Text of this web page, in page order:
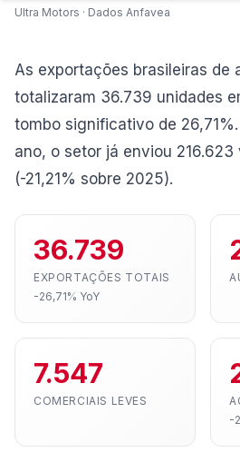
Ultra Motors · Dados Anfavea
As exportações brasileiras de
totalizaram 36.739 unidades
tombo significativo de
ano, o setor já enviou
(-21,21% sobre 2025).
36.739
EXPORTAÇÕES TOTAIS
-26,71% YoY
7.547
COMERCIAIS LEVES
-